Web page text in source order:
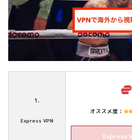
1.
Express VPN
オススメ度：
Express